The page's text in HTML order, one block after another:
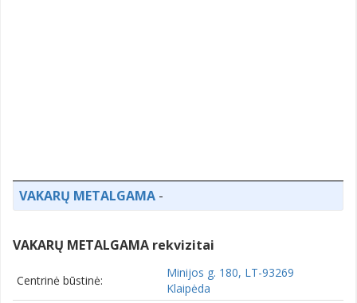
VAKARŲ METALGAMA -
VAKARŲ METALGAMA rekvizitai
Centrinė būstinė:
Minijos g. 180, LT-93269
Klaipėda